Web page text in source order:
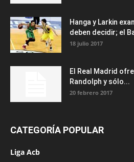
Hanga y Larkin
deben decidir; el
18 julio 2017
El Real Madrid
Randolph y sólo...
20 febrero 2017
CATEGORÍA POPULAR
Liga Acb